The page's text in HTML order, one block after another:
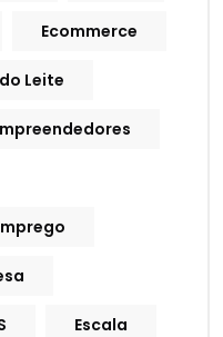
Ecommerce
Leite
Escala